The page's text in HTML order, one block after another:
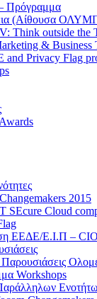
Πρόγραμμα
(Αίθουσα
Think outside the
& Business
and Privacy Flag
2015
SEcure Cloud
ΕΕΔΕ/Ε.Ι.Π –
Workshops